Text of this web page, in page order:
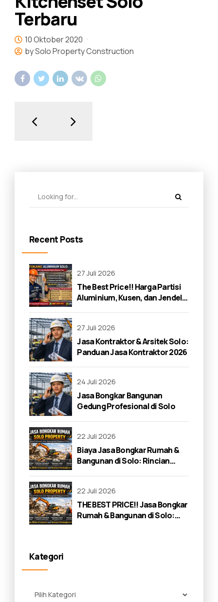
Terbaru
10 Oktober 2020
by Solo Property Construction
Recent Posts
27 Juli 2026
The Best Price!! Harga Partisi
Aluminium, Kusen, dan Jendela
27 Juli 2026
Jasa Kontraktor & Arsitek Solo:
Panduan Jasa Kontraktor 2026
24 Juli 2026
Jasa Bongkar Bangunan
Gedung Profesional di Solo
22 Juli 2026
Biaya Jasa Bongkar Rumah &
Bangunan di Solo: Rincian
22 Juli 2026
THE BEST PRICE!! Jasa Bongkar
Rumah & Bangunan di Solo:
Kategori